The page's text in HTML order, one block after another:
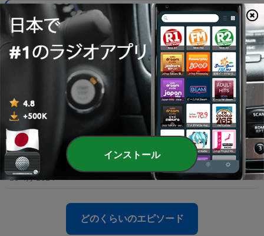
フランス語を学ぶ: バーで
11 6月 2024
69 - フランス語を学ぶ: 命令する 3
フランス語を学ぶ: 紛争解決 2
14 5月 2024
30 4月 2024
66 - フランス語を学ぶ: 食べ物
23 4月 2024
どのくらいのエピソード
インストール